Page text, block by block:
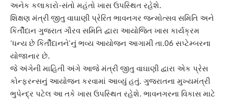
અનેક કલાકારો-સંતો મહંતો ખાસ ઉપસ્થિત રહેશે.
શિક્ષણ મંત્રી જીતુ વાઘાણી પ્રેરિત ભાવનગર જન્મોત્સવ સમિતિ અને
કિર્તીદાન ગુજરાત ગૌરવ સમિતિ દ્વારા આયોજિત ખાસ કાર્યક્રમ
’ધન્ય છે કિર્તીદાનને’નું ભવ્ય આયોજન આગામી તા.06 સપ્ટેમ્બરના
યોજાનાર છે.
જે અંગેની માહિતી અંગે આજે મંત્રી જીતુ વાઘાણી દ્વારા એક પ્રેસ
કોન્ફરન્સનું આયોજન કરવામાં આવ્યું હતું. ગુજરાતના મુખ્યમંત્રી
ભુપેન્દ્ર પટેલ આ તકે ખાસ ઉપસ્થિત રહેશે. ભાવનગરના વિકાસ માટે